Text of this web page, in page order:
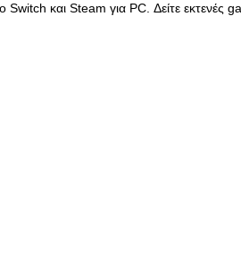
και Steam για PC. Δείτε εκτενές